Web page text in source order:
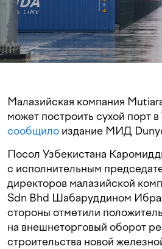
Малазийская компания
может построить сухой порт
сообщило издание МИД
Посол Узбекистана
с исполнительным
директоров малазийской
Sdn Bhd Шабаруддином
стороны отметили
на внешнеторговый оборот
строительства новой